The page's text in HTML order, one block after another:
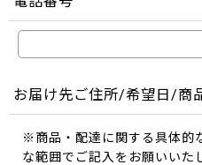
お届け先ご住所/希望日/商
※商品・配達に関する具体的
な範囲でご記入をお願いいた